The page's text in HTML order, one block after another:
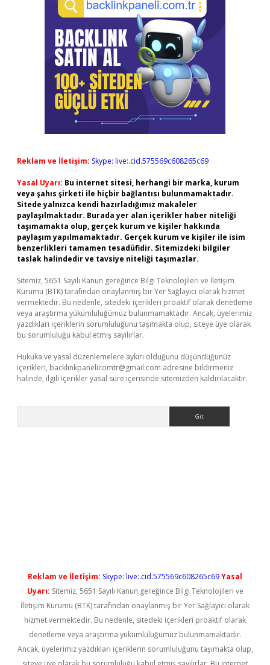
Reklam ve İletişim: Skype: live:.cid.575569c608265c69
Yasal Uyarı: Bu internet sitesi, herhangi bir marka, kurum
veya şahıs şirketi ile hiçbir bağlantısı bulunmamaktadır.
Sitede yalnızca kendi hazırladığımız makaleler
paylaşılmaktadır. Burada yer alan içerikler haber niteliği
taşımamakta olup, gerçek kurum ve kişiler hakkında
paylaşım yapılmamaktadır. Gerçek kurum ve kişiler ile isim
benzerlikleri tamamen tesadüfidir. Sitemizdeki bilgiler
taslak halindedir ve tavsiye niteliği taşımazlar.
Sitemiz, 5651 Sayılı Kanun gereğince Bilgi Teknolojileri ve İletişim
Kurumu (BTK) tarafından onaylanmış bir Yer Sağlayıcı olarak hizmet
vermektedir. Bu nedenle, sitedeki içerikleri proaktif olarak denetleme
veya araştırma yükümlülüğümüz bulunmamaktadır. Ancak, üyelerimiz
yazdıkları içeriklerin sorumluluğunu taşımakta olup, siteye üye olarak
bu sorumluluğu kabul etmiş sayılırlar.
Hukuka ve yasal düzenlemelere aykırı olduğunu düşündüğünüz
içerikleri, backlinkpanelicomtr@gmail.com adresine bildirmeniz
halinde, ilgili içerikler yasal süre içerisinde sitemizden kaldırılacaktır.
Reklam ve İletişim: Skype: live:.cid.575569c608265c69Yasal
Uyarı: Sitemiz, 5651 Sayılı Kanun gereğince Bilgi Teknolojileri ve
İletişim Kurumu (BTK) tarafından onaylanmış bir Yer Sağlayıcı olarak
hizmet vermektedir. Bu nedenle, sitedeki içerikleri proaktif olarak
denetleme veya araştırma yükümlülüğümüz bulunmamaktadır.
Ancak, üyelerimiz yazdıkları içeriklerin sorumluluğunu taşımakta olup,